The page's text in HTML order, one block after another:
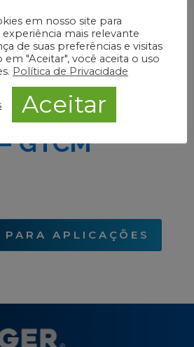
Cutter Mixer
GTCM
APLICAÇÕES
em nosso site para
mais relevante
de suas preferências e visitas
em "Aceitar", você aceita o uso
Política de Privacidade
Aceitar